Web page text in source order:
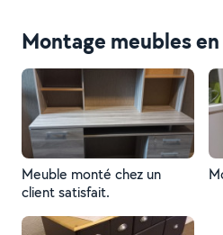
Montage meubles
Meuble monté chez un
client satisfait.